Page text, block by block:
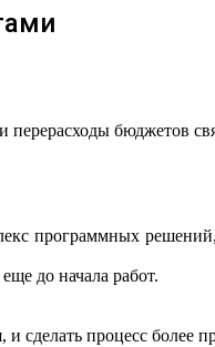
перерасходы бюджетов
программных
до начала работ.
сделать процесс более